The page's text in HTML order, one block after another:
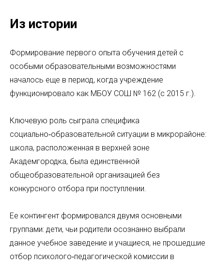
Из истории
Формирование первого опыта обучения детей с
особыми образовательными возможностями
началось еще в период, когда учреждение
функционировало как МБОУ СОШ № 162 (с 2015 г.).
Ключевую роль сыграла специфика
социально‑образовательной ситуации в микрорайоне:
школа, расположенная в верхней зоне
Академгородка, была единственной
общеобразовательной организацией без
конкурсного отбора при поступлении.
Ее контингент формировался двумя основными
группами: дети, чьи родители осознанно выбрали
данное учебное заведение и учащиеся, не прошедшие
отбор психолого‑педагогической комиссии в